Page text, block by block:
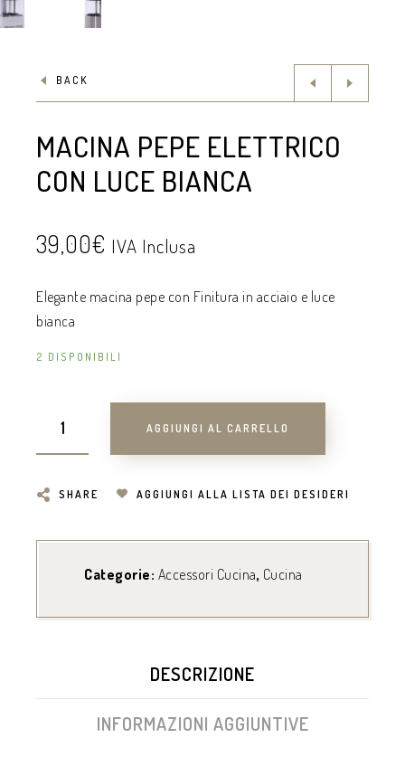
BACK
MACINA PEPE ELETTRICO
CON LUCE BIANCA
39,00€ IVA Inclusa
Elegante macina pepe con Finitura in acciaio e luce
bianca
2 DISPONIBILI
AGGIUNGI AL CARRELLO
SHARE AGGIUNGI ALLA LISTA DEI DESIDERI
Categorie: Accessori Cucina, Cucina
DESCRIZIONE
INFORMAZIONI AGGIUNTIVE